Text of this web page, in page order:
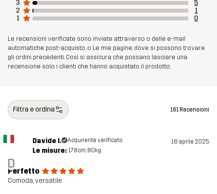
Fodera 1 100% Poliestere
Peso 1262g
Realizzato per MULTIFUNZIONE
articolo
3
5
2
1
1
0
Le recensioni verificate sono inviate attraverso o delle e-mail
automatiche post-acquisto, o Le mie pagine, dove si possono trovare
gli ordini precedenti. Così si assicura che possano lasciare una
recensione solo i clienti che hanno acquistato il prodotto.
Filtra e ordina 161 Recensioni
D
Davide I. Acquirente verificato 16 aprile 2025
Le misure: 178cm, 80kg
Perfetto
Comoda, versatile